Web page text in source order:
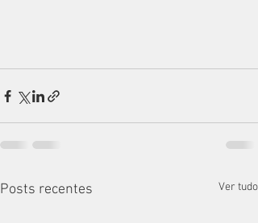
Posts recentes Ver tudo